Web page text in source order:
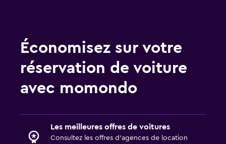
Économisez sur votre
réservation de voiture
avec momondo
Les meilleures offres de voitures
Consultez les offres d’agences de location